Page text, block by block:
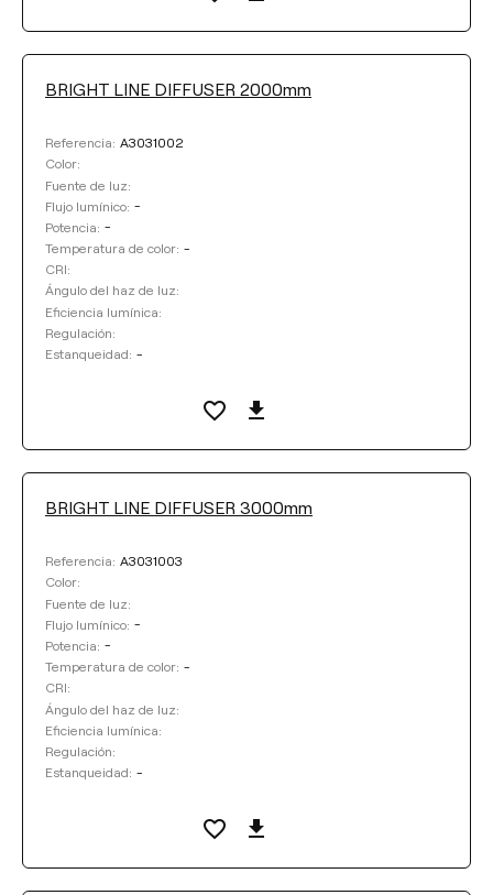
DISTANCIA DE SUSPENSIÓN
COLOR
Limpiar filtros
BRIGHT LINE DIFFUSER 2000mm
Referencia: A3031002
Color:
Fuente de luz:
Flujo lumínico: -
Potencia: -
Temperatura de color: -
CRI:
Ángulo del haz de luz:
Eficiencia lumínica:
Regulación:
Estanqueidad: -
BRIGHT LINE DIFFUSER 3000mm
Referencia: A3031003
Color:
Fuente de luz:
Flujo lumínico: -
Potencia: -
Temperatura de color: -
CRI:
Ángulo del haz de luz:
Eficiencia lumínica:
Regulación:
Estanqueidad: -